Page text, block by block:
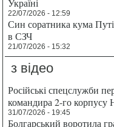
Україні
22/07/2026 - 12:59
Син соратника кума
в СЗЧ
21/07/2026 - 15:32
з відео
Російські спецслужби
командира 2-го корпусу
31/07/2026 - 19:45
Болгарський воротила